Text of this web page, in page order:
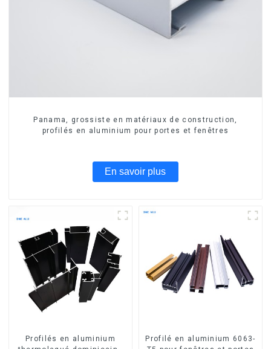
Panama, grossiste en matériaux de construction,
profilés en aluminium pour portes et fenêtres
En savoir plus
Profilés en aluminium
Profilé en aluminium 6063-